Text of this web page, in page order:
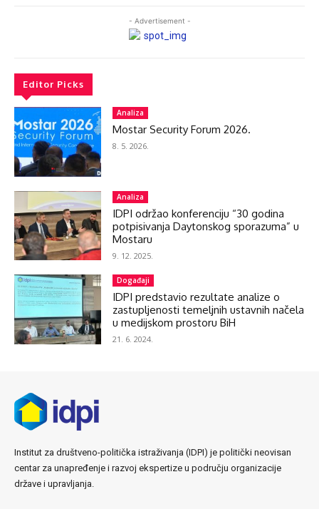
- Advertisement -
Editor Picks
Analiza
Mostar Security Forum 2026.
8. 5. 2026.
Analiza
IDPI održao konferenciju “30 godina
potpisivanja Daytonskog sporazuma” u
Mostaru
9. 12. 2025.
Događaji
IDPI predstavio rezultate analize o
zastupljenosti temeljnih ustavnih načela
u medijskom prostoru BiH
21. 6. 2024.
Institut za društveno-politička istraživanja (IDPI) je politički neovisan
centar za unapređenje i razvoj ekspertize u području organizacije
države i upravljanja.